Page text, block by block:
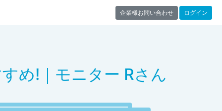
企業様お問い合わせ ログイン
め!｜モニター Rさん